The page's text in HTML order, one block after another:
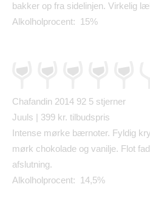
bakker op fra sidelinjen. Virkelig læ
Alkolholprocent: 15%
Chafandin 2014 92 5 stjerner
Juuls | 399 kr. tilbudspris
Intense mørke bærnoter. Fyldig
mørk chokolade og vanilje. Flot
afslutning.
Alkolholprocent: 14,5%